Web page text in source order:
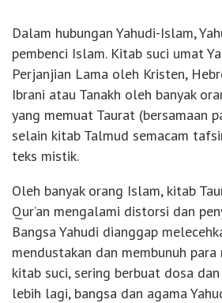
Dalam hubungan Yahudi-Islam,
pembenci Islam. Kitab suci umat
Perjanjian Lama oleh Kristen,
Ibrani atau Tanakh oleh banyak
yang memuat Taurat (bersamaan
selain kitab Talmud semacam
teks mistik.
Oleh banyak orang Islam, kitab
Qur’an mengalami distorsi dan
Bangsa Yahudi dianggap
mendustakan dan membunuh para
kitab suci, sering berbuat dosa dan
lebih lagi, bangsa dan agama